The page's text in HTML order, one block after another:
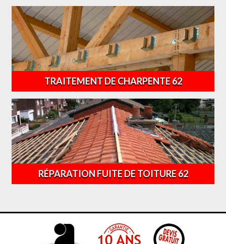
TRAITEMENT DE CHARPENTE 62
RÉPARATION FUITE DE TOITURE 62